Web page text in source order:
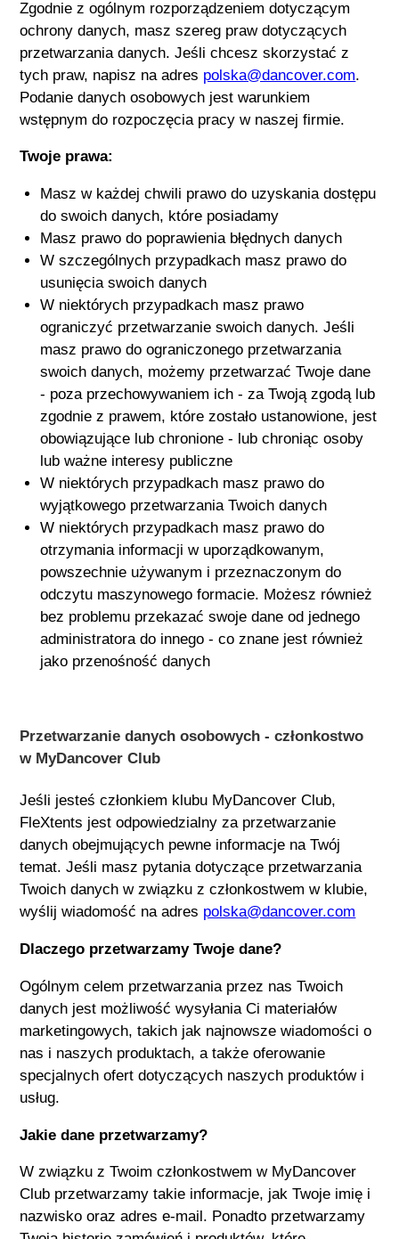
Zgodnie z ogólnym rozporządzeniem dotyczącym
ochrony danych, masz szereg praw dotyczących
przetwarzania danych. Jeśli chcesz skorzystać z
tych praw, napisz na adres polska@dancover.com.
Podanie danych osobowych jest warunkiem
wstępnym do rozpoczęcia pracy w naszej firmie.
Twoje prawa:
Masz w każdej chwili prawo do uzyskania dostępu
do swoich danych, które posiadamy
Masz prawo do poprawienia błędnych danych
W szczególnych przypadkach masz prawo do
usunięcia swoich danych
W niektórych przypadkach masz prawo
ograniczyć przetwarzanie swoich danych. Jeśli
masz prawo do ograniczonego przetwarzania
swoich danych, możemy przetwarzać Twoje dane
- poza przechowywaniem ich - za Twoją zgodą lub
zgodnie z prawem, które zostało ustanowione, jest
obowiązujące lub chronione - lub chroniąc osoby
lub ważne interesy publiczne
W niektórych przypadkach masz prawo do
wyjątkowego przetwarzania Twoich danych
W niektórych przypadkach masz prawo do
otrzymania informacji w uporządkowanym,
powszechnie używanym i przeznaczonym do
odczytu maszynowego formacie. Możesz również
bez problemu przekazać swoje dane od jednego
administratora do innego - co znane jest również
jako przenośność danych
Przetwarzanie danych osobowych - członkostwo
w MyDancover Club
Jeśli jesteś członkiem klubu MyDancover Club,
FleXtents jest odpowiedzialny za przetwarzanie
danych obejmujących pewne informacje na Twój
temat. Jeśli masz pytania dotyczące przetwarzania
Twoich danych w związku z członkostwem w klubie,
wyślij wiadomość na adres polska@dancover.com
Dlaczego przetwarzamy Twoje dane?
Ogólnym celem przetwarzania przez nas Twoich
danych jest możliwość wysyłania Ci materiałów
marketingowych, takich jak najnowsze wiadomości o
nas i naszych produktach, a także oferowanie
specjalnych ofert dotyczących naszych produktów i
usług.
Jakie dane przetwarzamy?
W związku z Twoim członkostwem w MyDancover
Club przetwarzamy takie informacje, jak Twoje imię i
nazwisko oraz adres e-mail. Ponadto przetwarzamy